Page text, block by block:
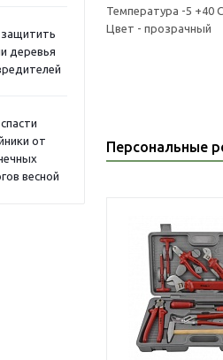
деревья
от
весной
Температура -5 +40 C
Цвет - прозрачный
Персональные